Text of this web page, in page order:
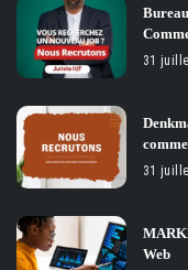
31
31
Web